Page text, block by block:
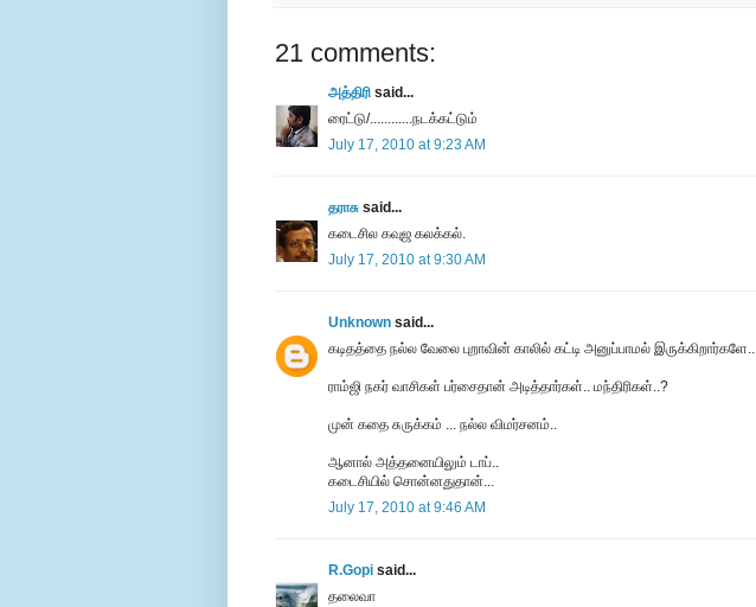
21 comments:
அத்திரி said...
ரைட்டு/............நடக்கட்டும்
July 17, 2010 at 9:23 AM
தராசு said...
கடைசில கவுஜ கலக்கல்.
July 17, 2010 at 9:30 AM
Unknown said...
கடிதத்தை நல்ல வேலை புறாவின் காலில் கட்டி அனுப்பாமல் இருக்கிறார்களே..
ராம்ஜி நகர் வாசிகள் பர்சைதான் அடித்தார்கள்.. மந்திரிகள்..?
முன் கதை சுருக்கம் ... நல்ல விமர்சனம்..
ஆனால் அத்தனையிலும் டாப்..
கடைசியில் சொன்னதுதான்...
July 17, 2010 at 9:46 AM
R.Gopi said...
தலைவா